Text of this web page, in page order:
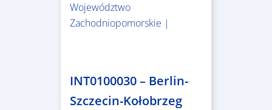
Województwo
Zachodniopomorskie |
INT0100030 – Berlin-
Szczecin-Kołobrzeg